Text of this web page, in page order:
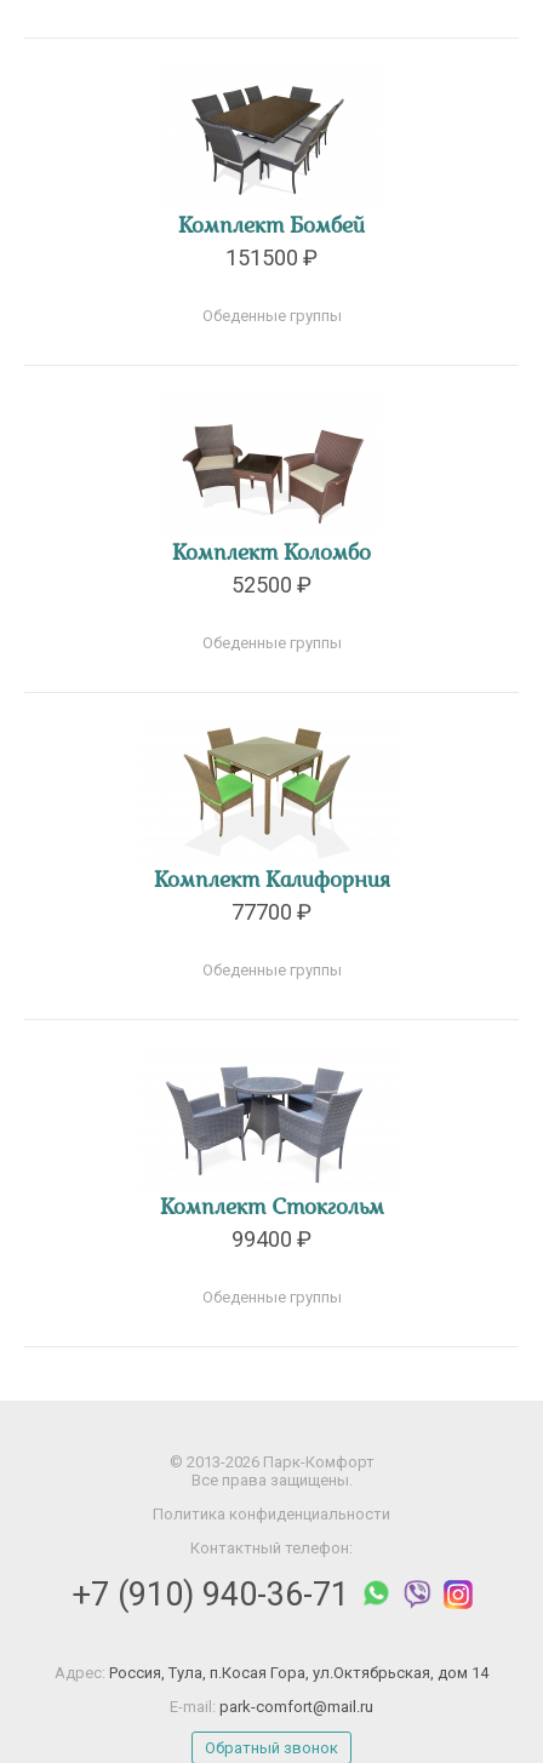
Комплект Бомбей
151500 ₽
Обеденные группы
Комплект Коломбо
52500 ₽
Обеденные группы
Комплект Калифорния
77700 ₽
Обеденные группы
Комплект Стокгольм
99400 ₽
Обеденные группы
© 2013-2026 Парк-Комфорт
Все права защищены.
Политика конфиденциальности
Контактный телефон:
+7 (910) 940-36-71
Адрес: Россия, Тула, п.Косая Гора, ул.Октябрьская, дом 14
E-mail: park-comfort@mail.ru
Обратный звонок